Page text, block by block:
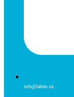
info@labtec.uz